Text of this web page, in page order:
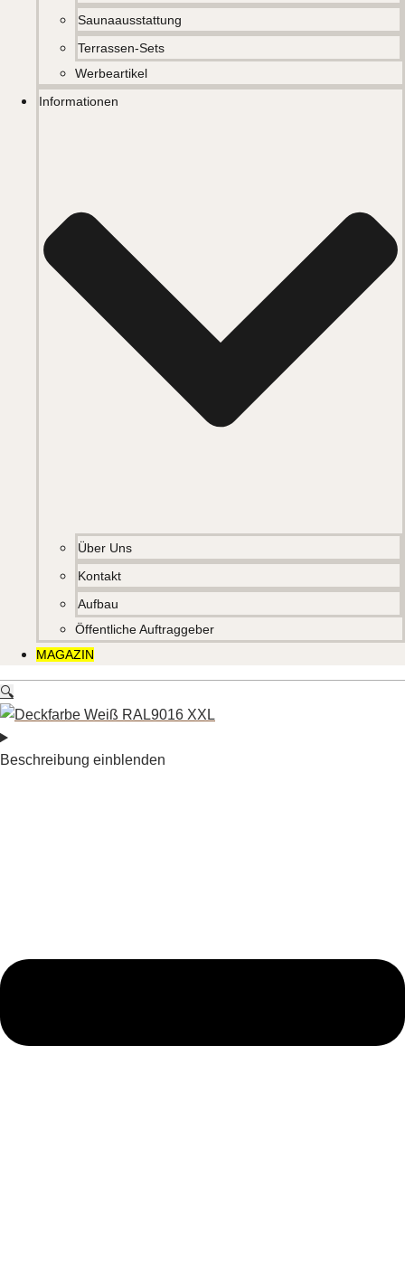
Saunaausstattung
Terrassen-Sets
Werbeartikel
Informationen
Über Uns
Kontakt
Aufbau
Öffentliche Auftraggeber
MAGAZIN
🔍
Beschreibung einblenden